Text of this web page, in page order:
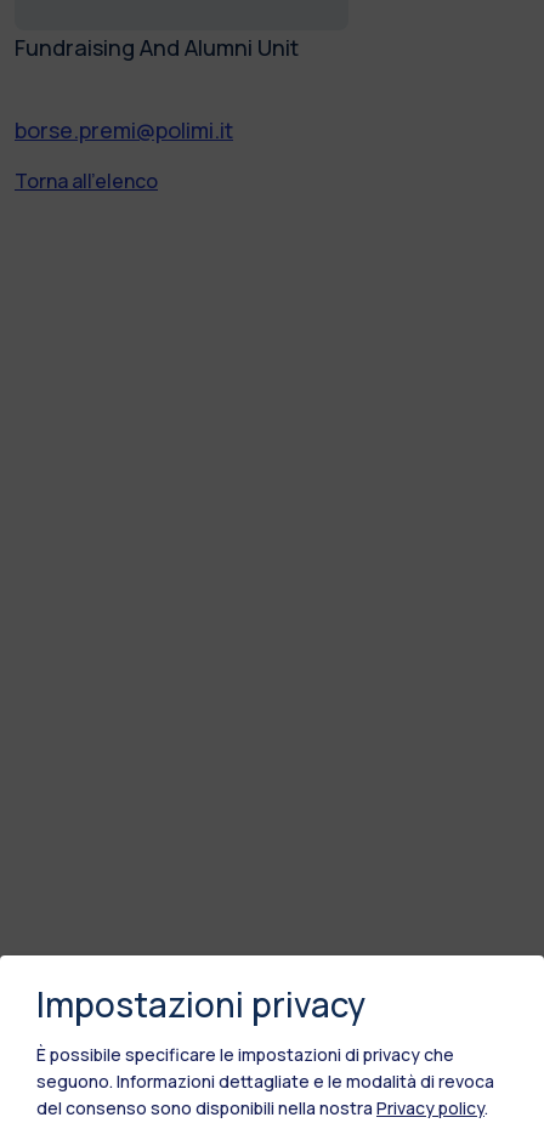
Fundraising And Alumni Unit
borse.premi@polimi.it
Torna all'elenco
Impostazioni privacy
È possibile specificare le impostazioni di privacy che
seguono. Informazioni dettagliate e le modalità di revoca
del consenso sono disponibili nella nostra Privacy policy.